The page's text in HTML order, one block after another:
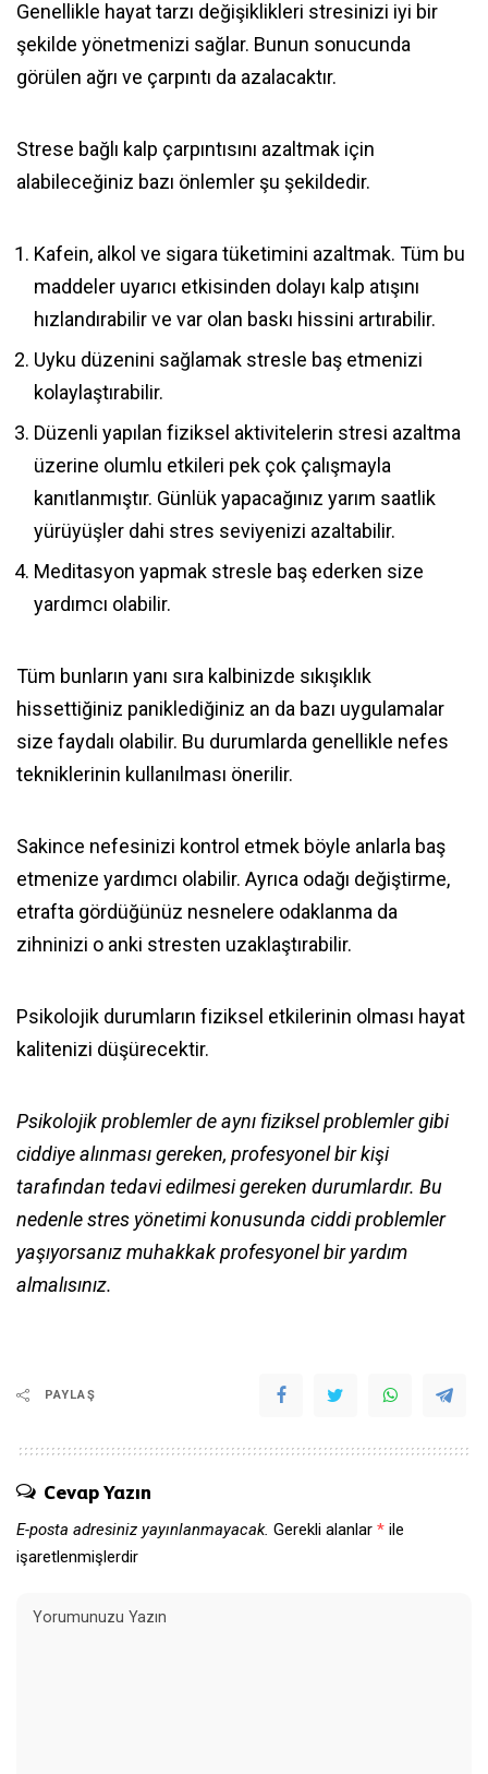
Genellikle hayat tarzı değişiklikleri stresinizi iyi bir
şekilde yönetmenizi sağlar. Bunun sonucunda
görülen ağrı ve çarpıntı da azalacaktır.
Strese bağlı kalp çarpıntısını azaltmak için
alabileceğiniz bazı önlemler şu şekildedir.
Kafein, alkol ve sigara tüketimini azaltmak. Tüm bu
maddeler uyarıcı etkisinden dolayı kalp atışını
hızlandırabilir ve var olan baskı hissini artırabilir.
Uyku düzenini sağlamak stresle baş etmenizi
kolaylaştırabilir.
Düzenli yapılan fiziksel aktivitelerin stresi azaltma
üzerine olumlu etkileri pek çok çalışmayla
kanıtlanmıştır. Günlük yapacağınız yarım saatlik
yürüyüşler dahi stres seviyenizi azaltabilir.
Meditasyon yapmak stresle baş ederken size
yardımcı olabilir.
Tüm bunların yanı sıra kalbinizde sıkışıklık
hissettiğiniz paniklediğiniz an da bazı uygulamalar
size faydalı olabilir. Bu durumlarda genellikle nefes
tekniklerinin kullanılması önerilir.
Sakince nefesinizi kontrol etmek böyle anlarla baş
etmenize yardımcı olabilir. Ayrıca odağı değiştirme,
etrafta gördüğünüz nesnelere odaklanma da
zihninizi o anki stresten uzaklaştırabilir.
Psikolojik durumların fiziksel etkilerinin olması hayat
kalitenizi düşürecektir.
Psikolojik problemler de aynı fiziksel problemler gibi
ciddiye alınması gereken, profesyonel bir kişi
tarafından tedavi edilmesi gereken durumlardır. Bu
nedenle stres yönetimi konusunda ciddi problemler
yaşıyorsanız muhakkak profesyonel bir yardım
almalısınız.
PAYLAŞ
Cevap Yazın
E-posta adresiniz yayınlanmayacak. Gerekli alanlar * ile
işaretlenmişlerdir